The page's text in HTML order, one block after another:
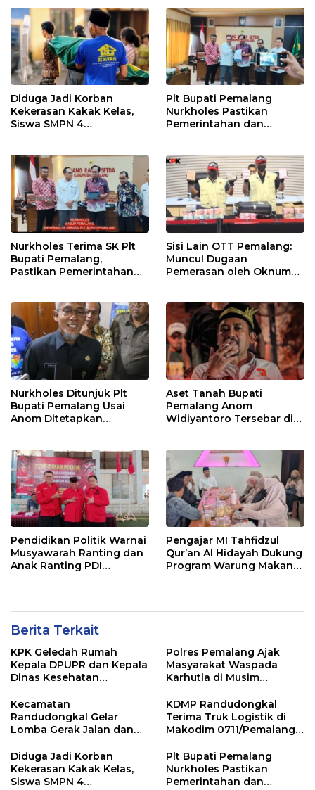
Diduga Jadi Korban
Kekerasan Kakak Kelas,
Siswa SMPN 4
Plt Bupati Pemalang
Nurkholes Pastikan
Pemerintahan dan
Nurkholes Terima SK Plt
Bupati Pemalang,
Pastikan Pemerintahan
Sisi Lain OTT Pemalang:
Muncul Dugaan
Pemerasan oleh Oknum
Nurkholes Ditunjuk Plt
Bupati Pemalang Usai
Anom Ditetapkan
Aset Tanah Bupati
Pemalang Anom
Widiyantoro Tersebar di
Pendidikan Politik Warnai
Musyawarah Ranting dan
Anak Ranting PDI
Pengajar MI Tahfidzul
Qur’an Al Hidayah Dukung
Program Warung Makan
Berita Terkait
KPK Geledah Rumah
Kepala DPUPR dan Kepala
Dinas Kesehatan
Polres Pemalang Ajak
Masyarakat Waspada
Karhutla di Musim
Kecamatan
Randudongkal Gelar
Lomba Gerak Jalan dan
HUT RI ke-81
KDMP Randudongkal
Terima Truk Logistik di
Makodim 0711/Pemalang
Desa
Diduga Jadi Korban
Kekerasan Kakak Kelas,
Siswa SMPN 4
Plt Bupati Pemalang
Nurkholes Pastikan
Pemerintahan dan